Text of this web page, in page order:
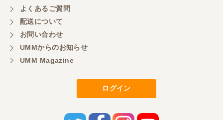
三重県／
初めてコンバインを買いに行ったのですが、とても
明るい方に担当していただき細かく説明して下さっ
てとても嬉しかったです。
担当さんの説明が丁寧で分かりやすく、急な要望に
も迅速に対応して頂き非常に助かりました。
よくあるご質問
配送について
お問い合わせ
UMMからのお知らせ
UMM Magazine
ログイン